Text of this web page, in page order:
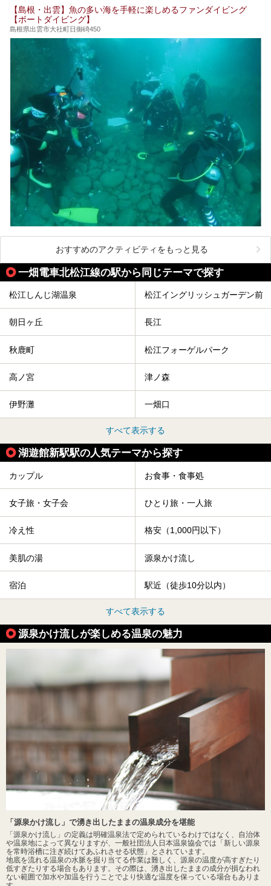
今回はそんな今話題のサウナが楽しめる、島根県内にあるオ
ススメ温泉・銭湯・スパを10件まとめてご紹介します。
【島根・出雲】魚の多い海を手軽に楽しめるファンダイビング
【ボートダイビング】
島根県出雲市大社町日御碕450
おすすめのアクティビティをもっと見る
一畑電車北松江線の駅から同じテーマで探す
松江しんじ湖温泉 松江イングリッシュガーデン前
朝日ヶ丘 長江
秋鹿町 松江フォーゲルパーク
高ノ宮 津ノ森
伊野灘 一畑口
すべて表示する
湖遊館新駅駅の人気テーマから探す
カップル お食事・食事処
女子旅・女子会 ひとり旅・一人旅
冷え性 格安（1,000円以下）
美肌の湯 源泉かけ流し
宿泊 駅近（徒歩10分以内）
すべて表示する
源泉かけ流しが楽しめる温泉の魅力
「源泉かけ流し」で湧き出したままの温泉成分を堪能
「源泉かけ流し」の定義は明確温泉法で定められているわけではなく、自治体
や温泉地によって異なりますが、一般社団法人日本温泉協会では「新しい源泉
を常時浴槽に注ぎ続けてあふれさせる状態」とされています。
地底を流れる温泉の水脈を掘り当てる作業は難しく、源泉の温度が高すぎたり
低すぎたりする場合もあります。その際は、湧き出したままの成分が損なわれ
ない範囲で加水や加温を行うことでより快適な温度を保っている場合もありま